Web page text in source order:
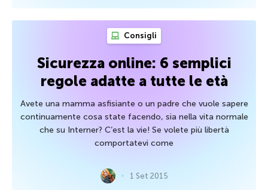
Consigli
Sicurezza online: 6 semplici
regole adatte a tutte le età
Avete una mamma asfisiante o un padre che vuole sapere
continuamente cosa state facendo, sia nella vita normale
che su Interner? C’est la vie! Se volete più libertà
comportatevi come
1 Set 2015